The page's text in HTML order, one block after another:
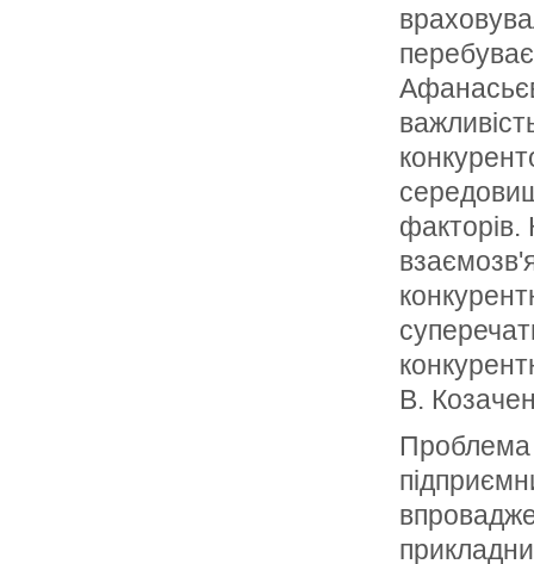
факторів.
В.
Проблема